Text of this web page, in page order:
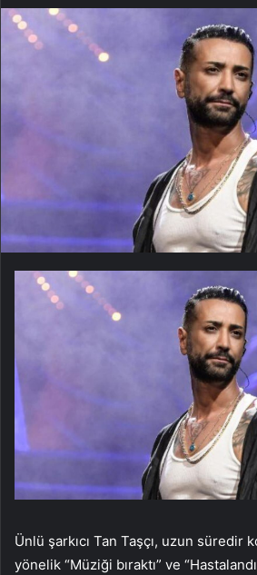
Ünlü şarkıcı Tan Taşçı, uzun süredir
yönelik “Müziği bıraktı” ve